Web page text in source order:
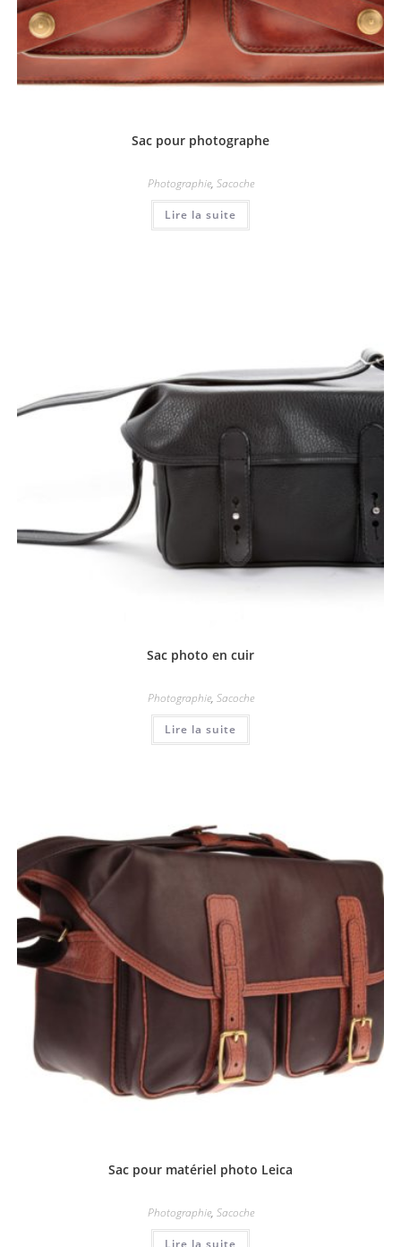
Sac pour photographe
Photographie, Sacoche
Lire la suite
Sac photo en cuir
Photographie, Sacoche
Lire la suite
Sac pour matériel photo Leica
Photographie, Sacoche
Lire la suite